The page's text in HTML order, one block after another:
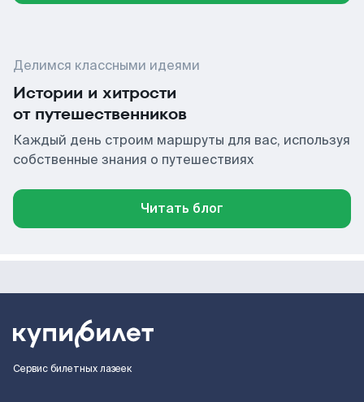
Делимся классными идеями
Истории и хитрости
от путешественников
Каждый день строим маршруты для вас, используя
собственные знания о путешествиях
Читать блог
Сервис билетных лазеек